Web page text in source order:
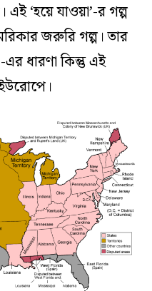
এই‘হয়ে যাওয়া’-র গল্প
জরুরি গল্প। তার
-এর ধারণা কিন্তু এই